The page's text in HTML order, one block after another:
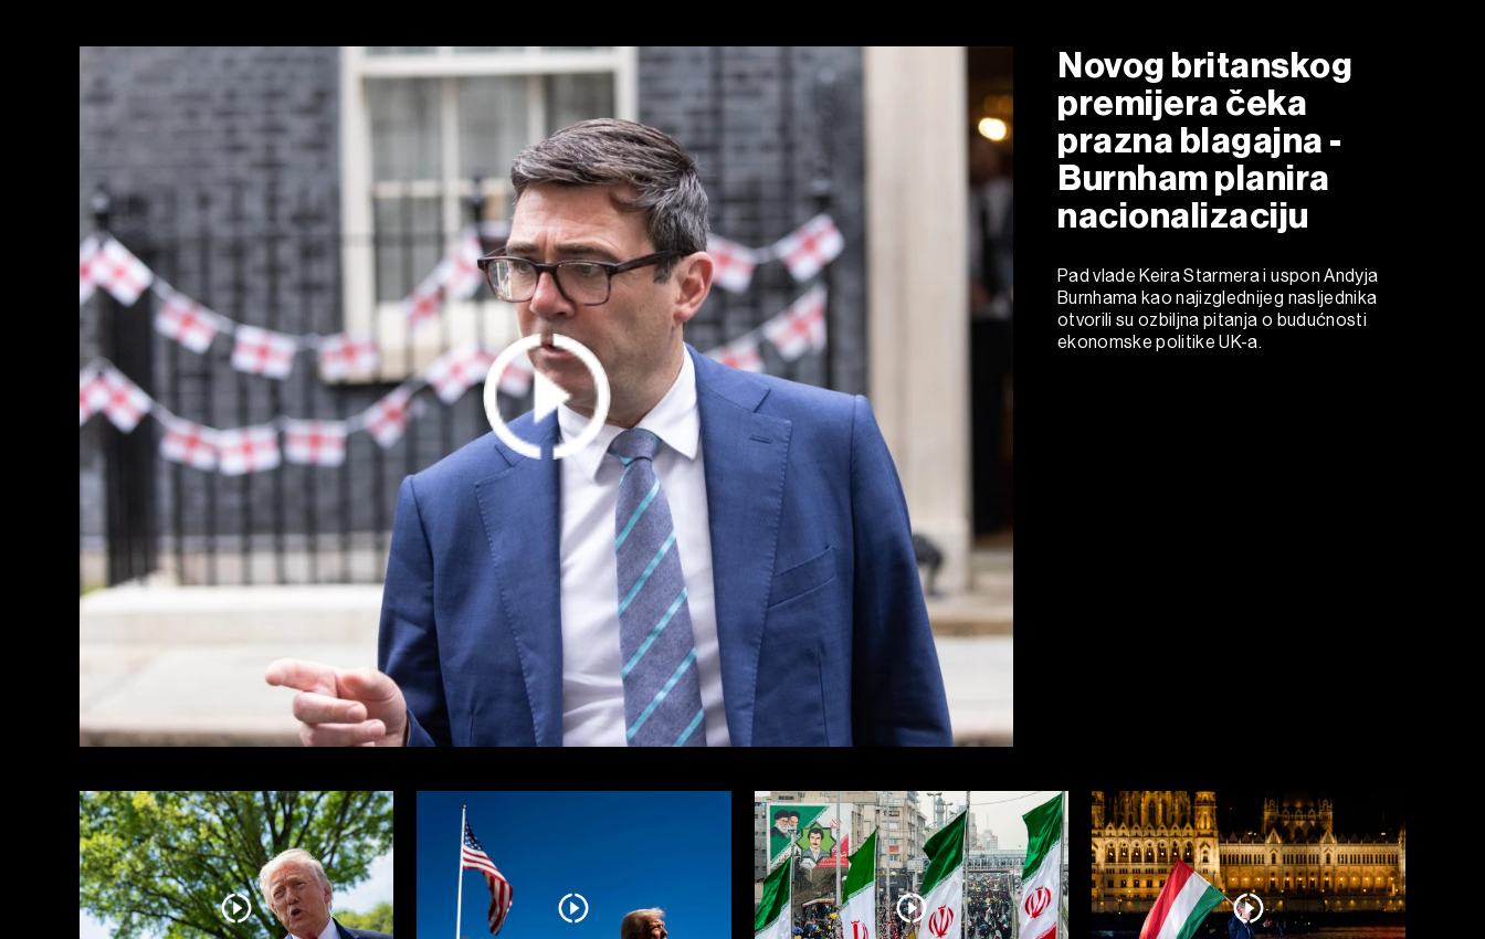
Novog britanskog
premijera čeka
prazna blagajna -
Burnham planira
nacionalizaciju
Pad vlade Keira Starmera i uspon Andyja
Burnhama kao najizglednijeg nasljednika
otvorili su ozbiljna pitanja o budućnosti
ekonomske politike UK-a.